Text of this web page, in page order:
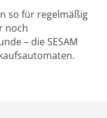
so für regelmäßig
noch
– die SESAM